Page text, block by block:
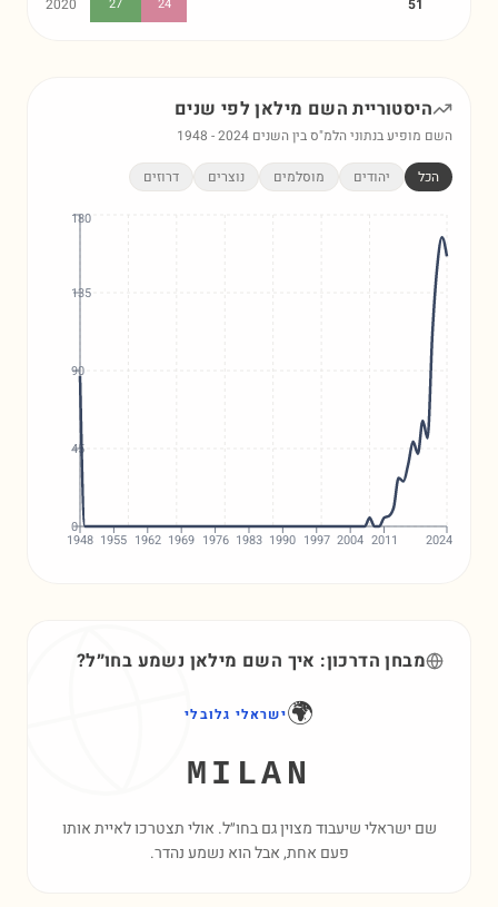
2020 27 24 51
היסטוריית השם מילאןלפי שנים
השם מופיע בנתוני הלמ"ס בין השנים 1948 -2024
הכל יהודים מוסלמים נוצרים דרוזים
1948 1955 1962 1969 1976 1983 1990 1997 2004 2011 2024
0
45
90
135
180
מבחן הדרכון: איך השם מילאן נשמע בחו״ל?
🌍ישראלי גלובלי
MILAN
שם ישראלי שיעבוד מצוין גם בחו״ל. אולי תצטרכו לאיית אותו
פעם אחת, אבל הוא נשמע נהדר.